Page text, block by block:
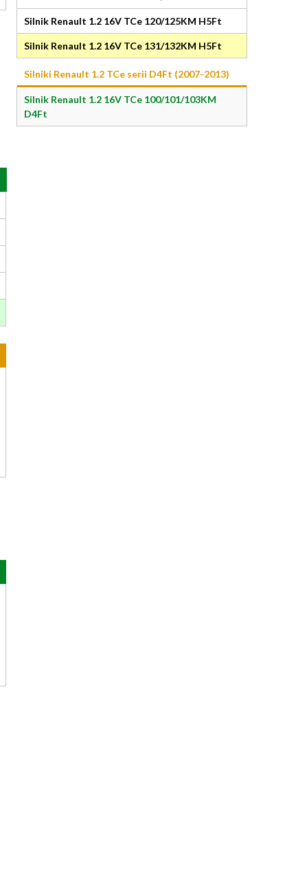
Silnik Renault 1.2 16V TCe 120/125KM H5Ft
Silnik Renault 1.2 16V TCe 131/132KM H5Ft
Silniki Renault 1.2 TCe serii D4Ft (2007-2013)
Silnik Renault 1.2 16V TCe 100/101/103KM
D4Ft